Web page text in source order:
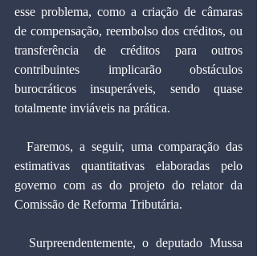
esse problema, como a criação de câmaras
de compensação, reembolso dos créditos, ou
transferência de créditos para outros
contribuintes implicarão obstáculos
burocráticos insuperáveis, sendo quase
totalmente inviáveis na prática.
  Faremos, a seguir, uma comparação das
estimativas quantitativas elaboradas pelo
governo com as do projeto do relator da
Comissão de Reforma Tributária.